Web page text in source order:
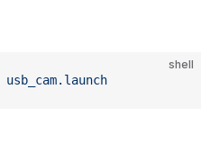
shell
usb_cam.launch